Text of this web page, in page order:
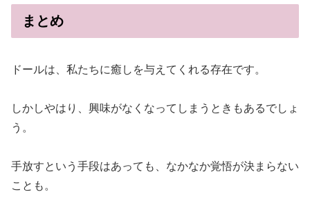
まとめ
ドールは、私たちに癒しを与えてくれる存在です。
しかしやはり、興味がなくなってしまうときもあるでしょ
う。
手放すという手段はあっても、なかなか覚悟が決まらない
ことも。